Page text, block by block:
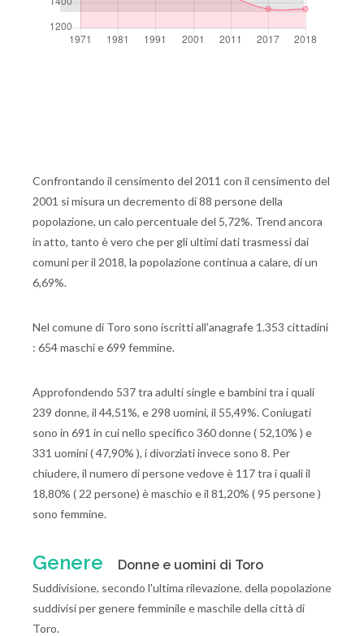
Confrontando il censimento del 2011 con il censimento del
2001 si misura un decremento di 88 persone della
popolazione, un calo percentuale del 5,72%. Trend ancora
in atto, tanto è vero che per gli ultimi dati trasmessi dai
comuni per il 2018, la popolazione continua a calare, di un
6,69%.
Nel comune di Toro sono iscritti all'anagrafe 1.353 cittadini
: 654 maschi e 699 femmine.
Approfondendo 537 tra adulti single e bambini tra i quali
239 donne, il 44,51%, e 298 uomini, il 55,49%. Coniugati
sono in 691 in cui nello specifico 360 donne ( 52,10% ) e
331 uomini ( 47,90% ), i divorziati invece sono 8. Per
chiudere, il numero di persone vedove è 117 tra i quali il
18,80% ( 22 persone) è maschio e il 81,20% ( 95 persone )
sono femmine.
Genere Donne e uomini di Toro
Suddivisione, secondo l'ultima rilevazione, della popolazione
suddivisi per genere femminile e maschile della città di
Toro.